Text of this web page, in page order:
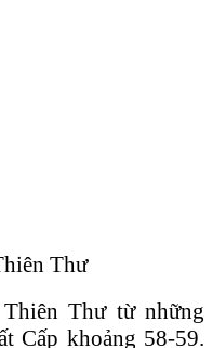
Thư
Thư từ những
Cấp khoảng 58-59.